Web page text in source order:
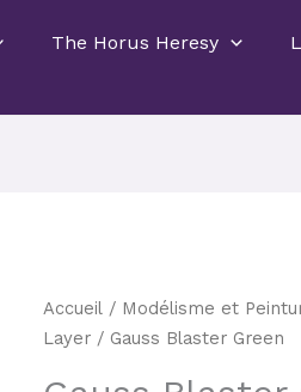
The Horus Heresy
Accueil / Modélisme et
Layer / Gauss Blaster Green
Le
prix
Le
prix
quantité
de